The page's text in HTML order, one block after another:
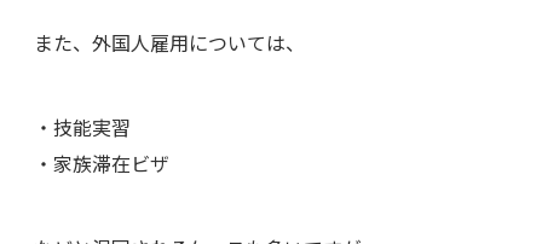
また、外国人雇用については、
・技能実習
・家族滞在ビザ